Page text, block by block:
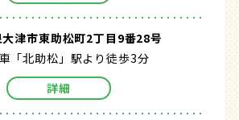
津市東助松町2丁目9番28号
「北助松」駅より徒歩3分
詳細